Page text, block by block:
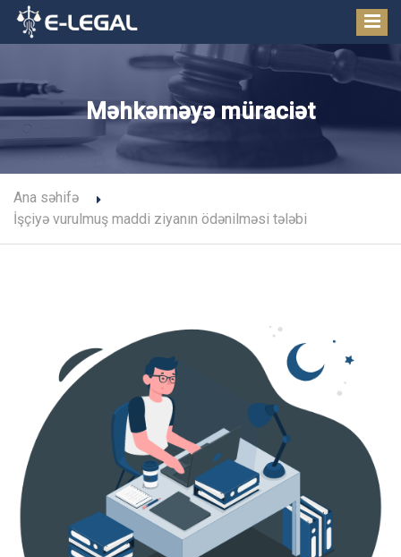
Məhkəməyə müraciət
Ana səhifə
İşçiyə vurulmuş maddi ziyanın ödənilməsi tələbi